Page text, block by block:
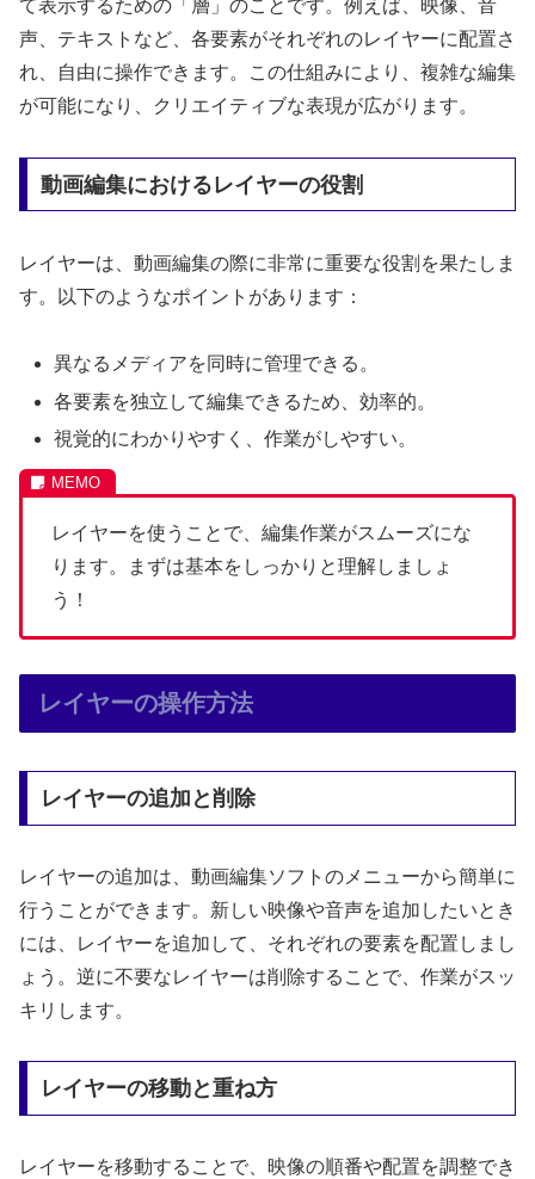
て表示するための「層」のことです。例えば、映像、音
声、テキストなど、各要素がそれぞれのレイヤーに配置さ
れ、自由に操作できます。この仕組みにより、複雑な編集
が可能になり、クリエイティブな表現が広がります。
動画編集におけるレイヤーの役割
レイヤーは、動画編集の際に非常に重要な役割を果たしま
す。以下のようなポイントがあります：
異なるメディアを同時に管理できる。
各要素を独立して編集できるため、効率的。
視覚的にわかりやすく、作業がしやすい。
レイヤーを使うことで、編集作業がスムーズにな
ります。まずは基本をしっかりと理解しましょ
う！
レイヤーの操作方法
レイヤーの追加と削除
レイヤーの追加は、動画編集ソフトのメニューから簡単に
行うことができます。新しい映像や音声を追加したいとき
には、レイヤーを追加して、それぞれの要素を配置しまし
ょう。逆に不要なレイヤーは削除することで、作業がスッ
キリします。
レイヤーの移動と重ね方
レイヤーを移動することで、映像の順番や配置を調整でき